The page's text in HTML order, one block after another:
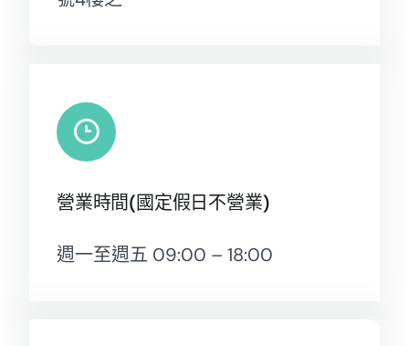
營業時間(國定假日不營業)
週一至週五 09:00 – 18:00